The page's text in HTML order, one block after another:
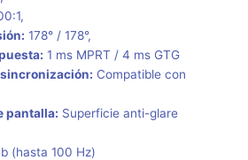
178° / 178°,
1 ms MPRT / 4 ms GTG
Compatible con
pantalla: Superficie anti-glare
(hasta 100 Hz)